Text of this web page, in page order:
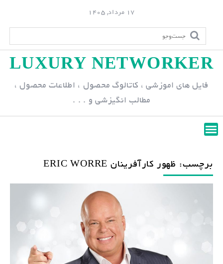
p
n
17 مرداد, 1405
LUXURY NETWORKER
فایل های اموزشی ، کاتالوگ محصول ، اطلاعات محصول ،
مطالب انگیزشی و . . .
برچسب: ظهور کارآفرینان ERIC WORRE